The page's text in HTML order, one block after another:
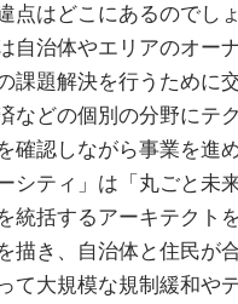
点はどこにあるのでし
自治体やエリアのオー
課題解決を行うために
などの個別の分野にテ
確認しながら事業を進
シティ」は「丸ごと未
統括するアーキテクト
描き、自治体と住民が
て大規模な規制緩和や